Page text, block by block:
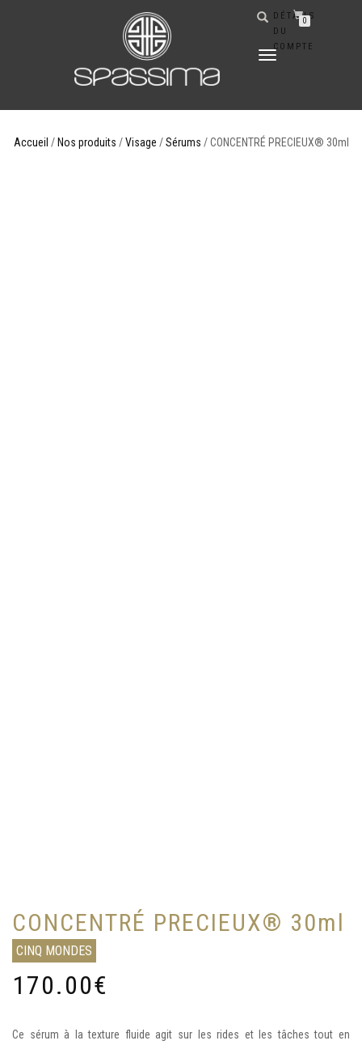
DÉPLIER
DÉTAILS
DU
COMPTE
0
Accueil / Nos produits /Visage /Sérums / CONCENTRÉ PRECIEUX® 30ml
CONCENTRÉ PRECIEUX® 30ml
CINQ MONDES
170.00€
Ce sérum à la texture fluide agit sur les rides et les tâches tout en